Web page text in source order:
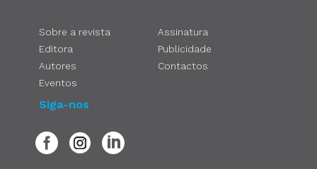
Sobre a revista
Editora
Autores
Eventos
Assinatura
Publicidade
Contactos
Siga-nos